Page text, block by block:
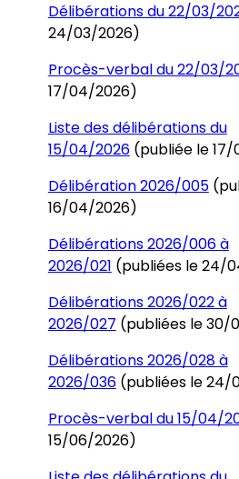
Délibérations du 22/03/
24/03/2026)
Procès-verbal du 22/03/
17/04/2026)
Liste des délibérations du
15/04/2026(publiée le
Délibération 2026/005
16/04/2026)
Délibérations 2026/006 à
2026/021 (publiées le 24/
Délibérations 2026/022 à
2026/027 (publiées le 30/
Délibérations 2026/028 à
2026/036(publiées le 24/
Procès-verbal du 15/04/
15/06/2026)